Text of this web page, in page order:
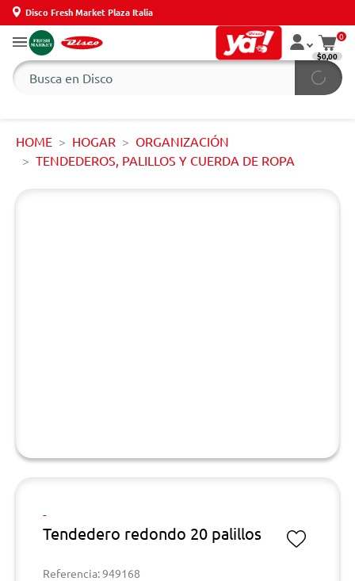
Disco Fresh Market Plaza Italia
0
$0,00
HOME HOGAR
ORGANIZACIÓN
TENDEDEROS, PALILLOS Y CUERDA DE ROPA
-
Tendedero redondo 20 palillos
Referencia: 949168